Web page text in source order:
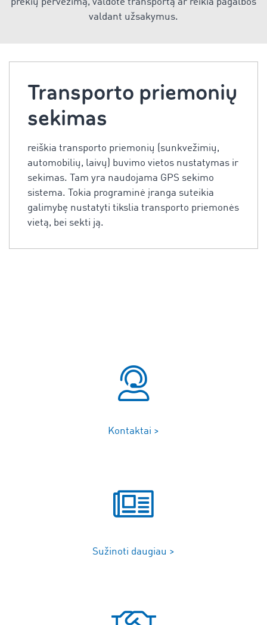
prekių pervežimą, valdote transportą ar reikia pagalbos
valdant užsakymus.
Transporto priemonių
sekimas
reiškia transporto priemonių (sunkvežimių,
automobilių, laivų) buvimo vietos nustatymas ir
sekimas. Tam yra naudojama GPS sekimo
sistema. Tokia programinė įranga suteikia
galimybę nustatyti tikslia transporto priemonės
vietą, bei sekti ją.
Kontaktai >
Sužinoti daugiau >